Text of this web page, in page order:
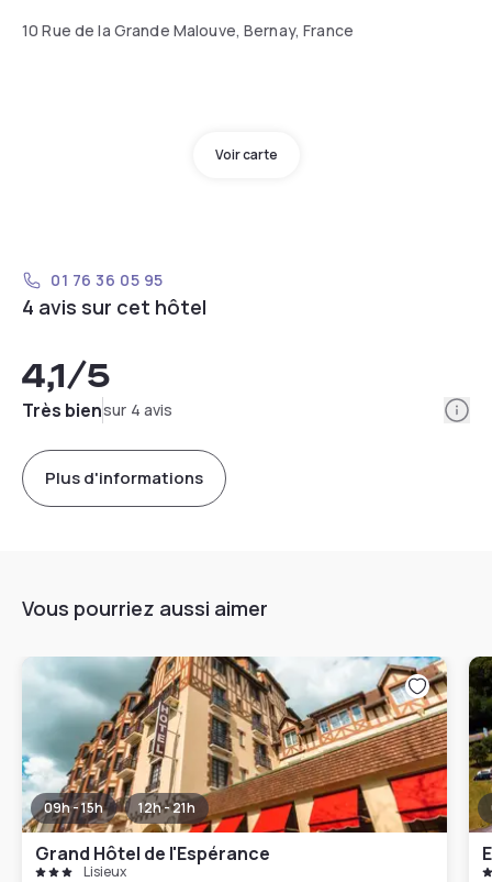
10 Rue de la Grande Malouve, Bernay, France
Voir carte
01 76 36 05 95
4 avis sur cet hôtel
4,1/5
Très biensur 4 avis
Plus d'informations
Vous pourriez aussi aimer
09h - 15h 12h - 21h
Grand Hôtel de l'Espérance
Lisieux